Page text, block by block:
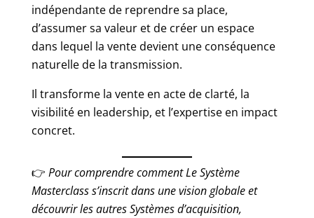
indépendante de reprendre sa place,
d’assumer sa valeur et de créer un espace
dans lequel la vente devient une conséquence
naturelle de la transmission.
Il transforme la vente en acte de clarté, la
visibilité en leadership, et l’expertise en impact
concret.
👉 Pour comprendre comment Le Système
Masterclass s’inscrit dans une vision globale et
découvrir les autres Systèmes d’acquisition,